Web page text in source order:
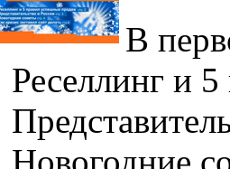
В
Реселлинг и